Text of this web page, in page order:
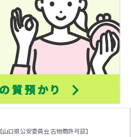
【山口県公安委員会 古物商許可証】